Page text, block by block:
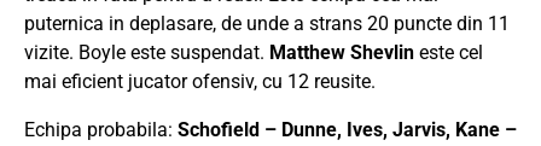
puternica in deplasare, de unde a strans 20 puncte din 11
vizite. Boyle este suspendat. Matthew Shevlin este cel
mai eficient jucator ofensiv, cu 12 reusite.
Echipa probabila: Schofield – Dunne, Ives, Jarvis, Kane –